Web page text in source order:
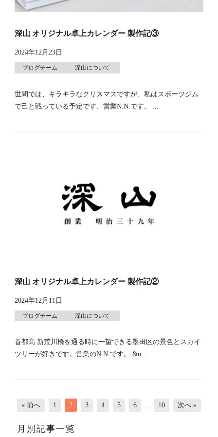
深山 オリジナル卓上カレンダー 製作記③
2024年12月23日
ブログチーム 深山について
世間では、キラキラなクリスマスですが、私はスポーツジム
で己と戦っている予定です、営業N.N.です。 ...
深山 オリジナル卓上カレンダー 製作記②
2024年12月11日
ブログチーム 深山について
首都高 新荒川橋を通る時に一望できる墨田区の景色とスカイ
ツリーが好きです。営業のN.N.です。 &n...
« 前へ 1 2 3 4 5 6 … 10 次へ »
月別記事一覧